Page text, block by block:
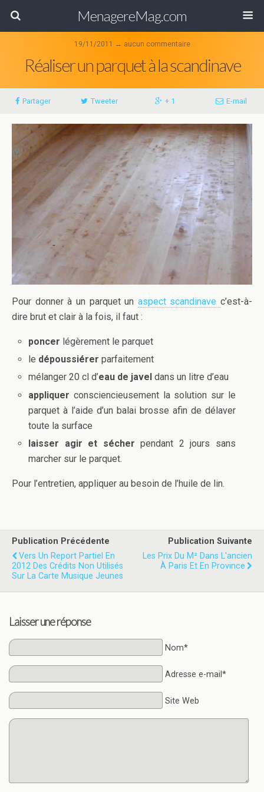
MenagereMag.com
19/11/2011 ↔ aucun commentaire
Réaliser un parquet à la scandinave
Partager Tweeter + 1 E-mail
Pour donner à un parquet un aspect scandinave c’est-à-
dire brut et clair à la fois, il faut :
poncer légèrement le parquet
le dépoussiérer parfaitement
mélanger 20 cl d’eau de javel dans un litre d’eau
appliquer consciencieusement la solution sur le
parquet à l’aide d’un balai brosse afin de délaver
toute la surface
laisser agir et sécher pendant 2 jours sans
marcher sur le parquet.
Pour l’entretien, appliquer au besoin de l’huile de lin.
Publication Précédente
Vers Un Report Partiel En
2012 Des Crédits Non Utilisés
Sur La Carte Musique Jeunes
Publication Suivante
Les Prix Du M² Dans L'ancien
À Paris Et En Province
Laisser une réponse
Nom*
Adresse e-mail*
Site Web